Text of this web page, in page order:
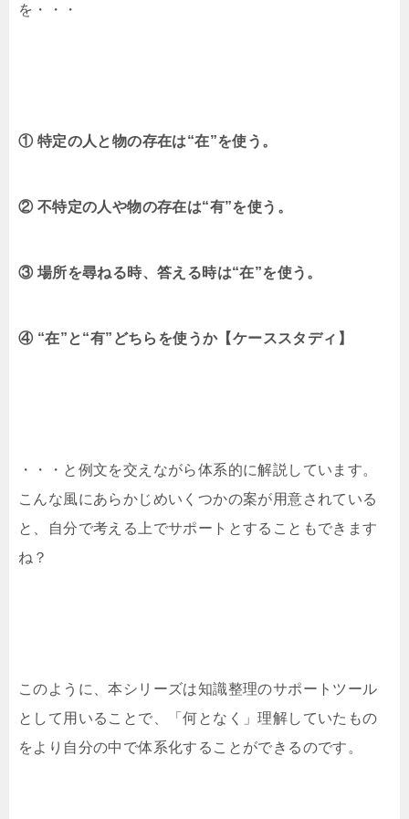
を・・・
① 特定の人と物の存在は“在”を使う。
② 不特定の人や物の存在は“有”を使う。
③ 場所を尋ねる時、答える時は“在”を使う。
④ “在”と“有”どちらを使うか【ケーススタディ】
・・・と例文を交えながら体系的に解説しています。
こんな風にあらかじめいくつかの案が用意されている
と、自分で考える上でサポートとすることもできます
ね？
このように、本シリーズは知識整理のサポートツール
として用いることで、「何となく」理解していたもの
をより自分の中で体系化することができるのです。